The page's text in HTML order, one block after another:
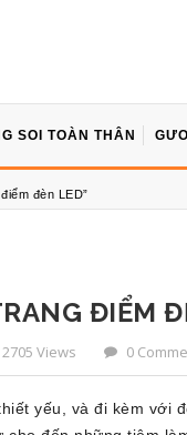
SOI TOÀN THÂN
đèn LED”
ĐIỂM
2705 Views 0
yếu, và đi kèm